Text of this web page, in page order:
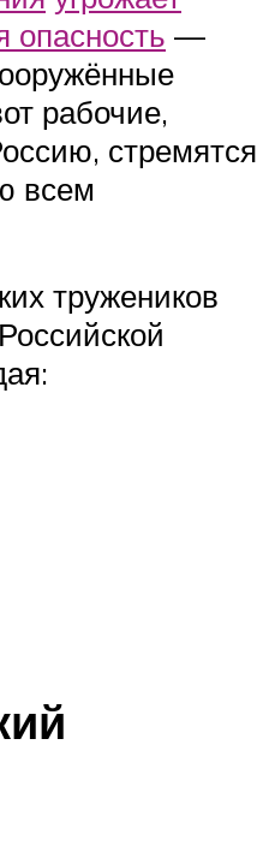
опасность —
рабочие,
стремятся
всем
тружеников